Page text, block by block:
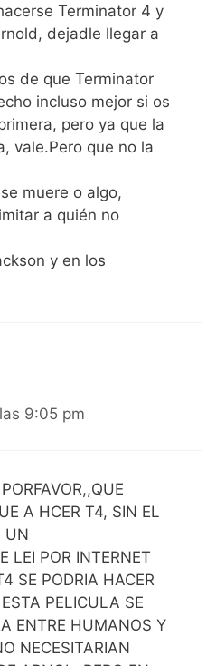
Terminator 4 y
dejadle llegar a
de que Terminator
incluso mejor si os
pero ya que la
vale.Pero que no la
muere o algo,
a quién no
y en los
9:05 pm
A HCER T4, SIN EL
UN
LEI POR INTERNET
SE PODRIA HACER
PELICULA SE
ENTRE HUMANOS Y
NECESITARIAN